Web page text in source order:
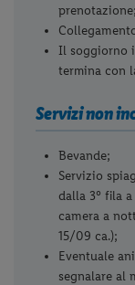
prenotazione;
Il soggiorno
termina con
Servizi non
Bevande;
Servizio
dalla 3° fila
camera a
15/09 ca.);
Eventuale
segnalare al